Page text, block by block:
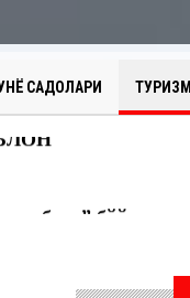
САДОЛАРИ ТУРИЗМ